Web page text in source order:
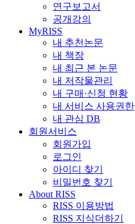
연구보고서
공개강의
MyRISS
내 추천논문
내 책장
내 최근 본 논문
내 저작물관리
내 구매·신청 현황
내 서비스 사용권한
내 관심 DB
회원서비스
회원가입
로그인
아이디 찾기
비밀번호 찾기
About RISS
RISS 이용방법
RISS 지식더하기